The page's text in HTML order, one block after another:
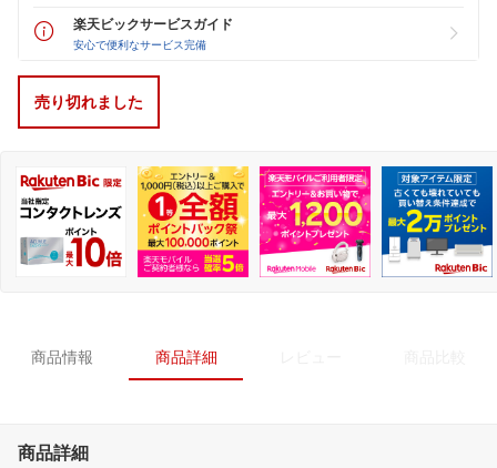
楽天ビックサービスガイド
安心で便利なサービス完備
売り切れました
商品情報 商品詳細
商品詳細